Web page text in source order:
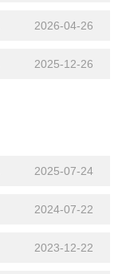
2026-04-26
2025-12-26
2025-07-24
2024-07-22
2023-12-22